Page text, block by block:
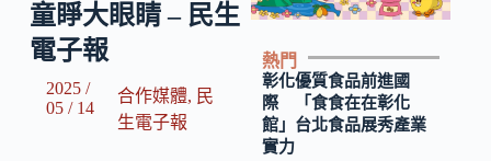
童睜大眼睛 – 民生
電子報
2025 /
05 / 14
合作媒體, 民
生電子報
熱門
彰化優質食品前進國
際 「食食在在彰化
館」台北食品展秀產業
實力